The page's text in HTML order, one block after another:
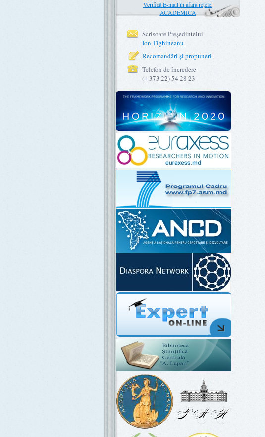
Verifică E-mail în afara rețelei
ACADEMICA
Scrisoare Preşedintelui
Ion Tighineanu
Recomandări şi propuneri
Telefon de încredere
(+ 373 22) 54 28 23